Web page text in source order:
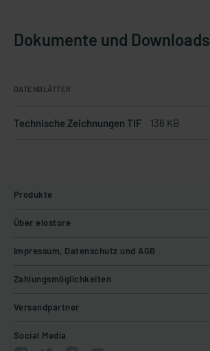
Dokumente und Downloads
DATENBLÄTTER
Technische Zeichnungen TIF 136 KB
Produkte
Über elostore
Impressum, Datenschutz und AGB
Zahlungsmöglichkeiten
Versandpartner
Social Media